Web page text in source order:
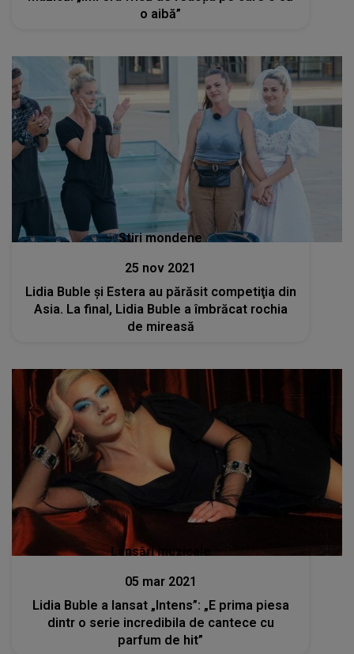
o aibă”
Stiri mondene
25 nov 2021
Lidia Buble şi Estera au părăsit competiţia din
Asia. La final, Lidia Buble a îmbrăcat rochia
de mireasă
Lansări muzicale
05 mar 2021
Lidia Buble a lansat „Intens”: „E prima piesa
dintr o serie incredibila de cantece cu
parfum de hit”